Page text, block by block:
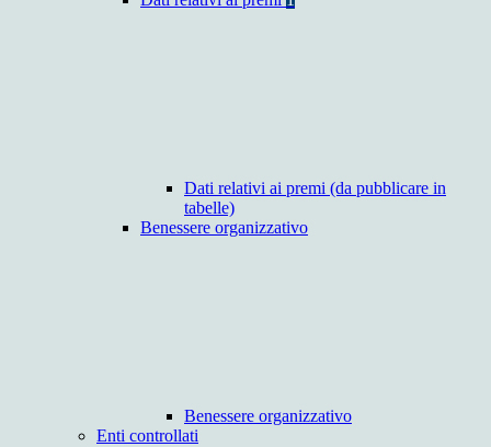
Dati relativi ai premi (da pubblicare in
tabelle)
Benessere organizzativo
Benessere organizzativo
Enti controllati